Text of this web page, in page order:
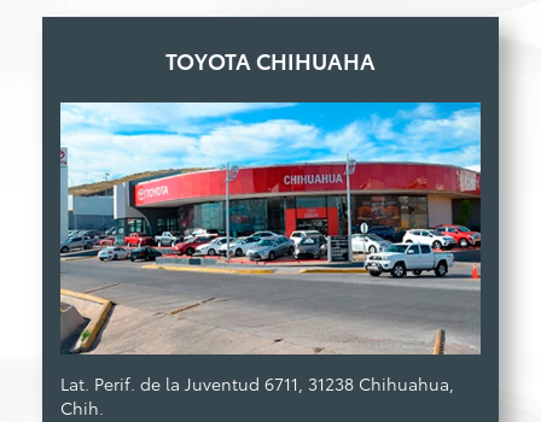
TOYOTA CHIHUAHA
Lat. Perif. de la Juventud 6711, 31238 Chihuahua,
Chih.